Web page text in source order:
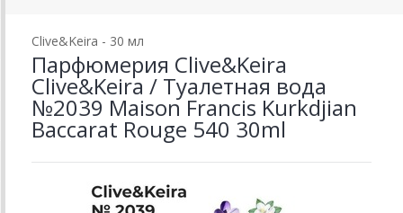
Clive&Keira - 30 мл
Парфюмерия Clive&Keira
Clive&Keira / Туалетная вода
№2039 Maison Francis Kurkdjian
Baccarat Rouge 540 30ml